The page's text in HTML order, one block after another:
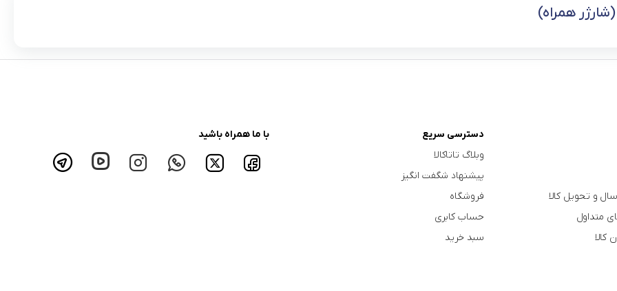
(شارژر همراه)
و تحویل کالا
متداول
کالا
دسترسی سریع
وبلاگ تاتاکالا
پیشنهاد شگفت انگیز
فروشگاه
حساب کابری
سبد خرید
با ما همراه باشید